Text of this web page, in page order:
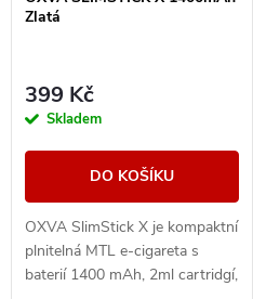
Zlatá
399 Kč
Skladem
DO KOŠÍKU
OXVA SlimStick X je kompaktní
plnitelná MTL e-cigareta s
baterií 1400 mAh, 2ml cartridgí,